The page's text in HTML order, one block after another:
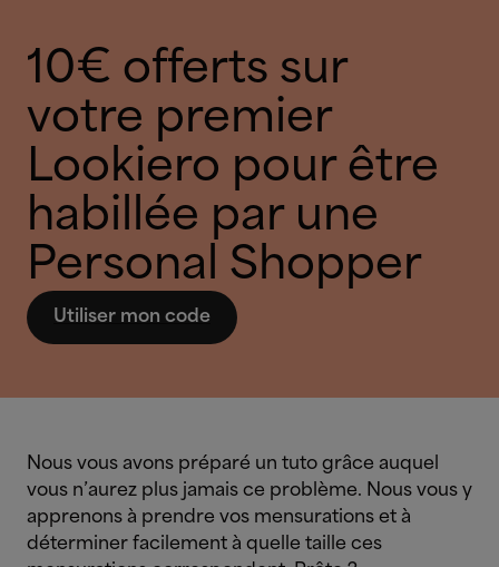
10€ offerts sur
votre premier
Lookiero pour être
habillée par une
Personal Shopper
Utiliser mon code
Nous vous avons préparé un tuto grâce auquel
vous n’aurez plus jamais ce problème. Nous vous y
apprenons à prendre vos mensurations et à
déterminer facilement à quelle taille ces